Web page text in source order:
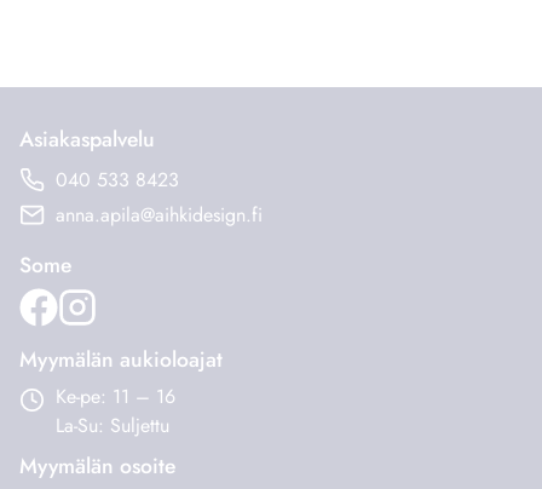
muunnelma.
tehdä
valinnat
tuotteen
sivulla.
Asiakaspalvelu
040 533 8423
anna.apila@aihkidesign.fi
Some
Myymälän aukioloajat
Ke-pe: 11 – 16
La-Su: Suljettu
Myymälän osoite